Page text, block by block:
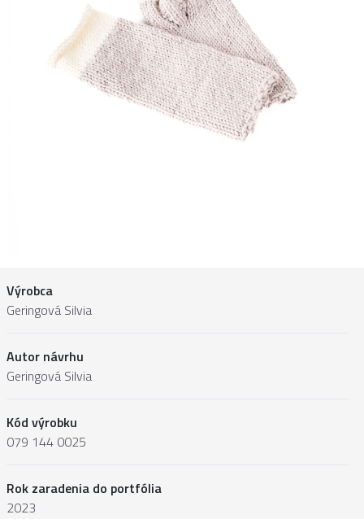
Výrobca
Geringová Silvia
Autor návrhu
Geringová Silvia
Kód výrobku
079 144 0025
Rok zaradenia do portfólia
2023